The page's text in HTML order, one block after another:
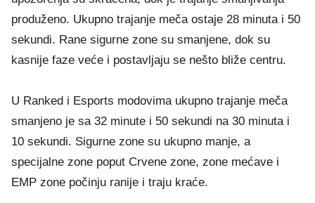
produženo. Ukupno trajanje meča ostaje 28 minuta i 50
sekundi. Rane sigurne zone su smanjene, dok su
kasnije faze veće i postavljaju se nešto bliže centru.
U Ranked i Esports modovima ukupno trajanje meča
smanjeno je sa 32 minute i 50 sekundi na 30 minuta i
10 sekundi. Sigurne zone su ukupno manje, a
specijalne zone poput Crvene zone, zone mećave i
EMP zone počinju ranije i traju kraće.